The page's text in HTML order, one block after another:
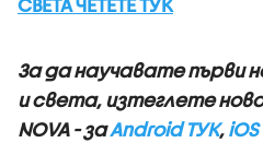
СВЕТА ЧЕТЕТЕ ТУК
За да научавате първи
и света, изтеглете
NOVA - заAndroid ТУК,